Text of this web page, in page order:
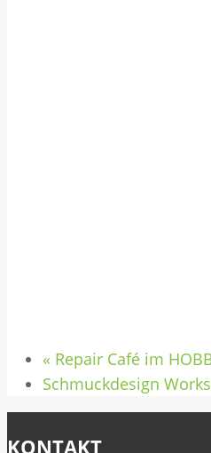
« Repair Café im
Schmuckdesign
KONTAKT